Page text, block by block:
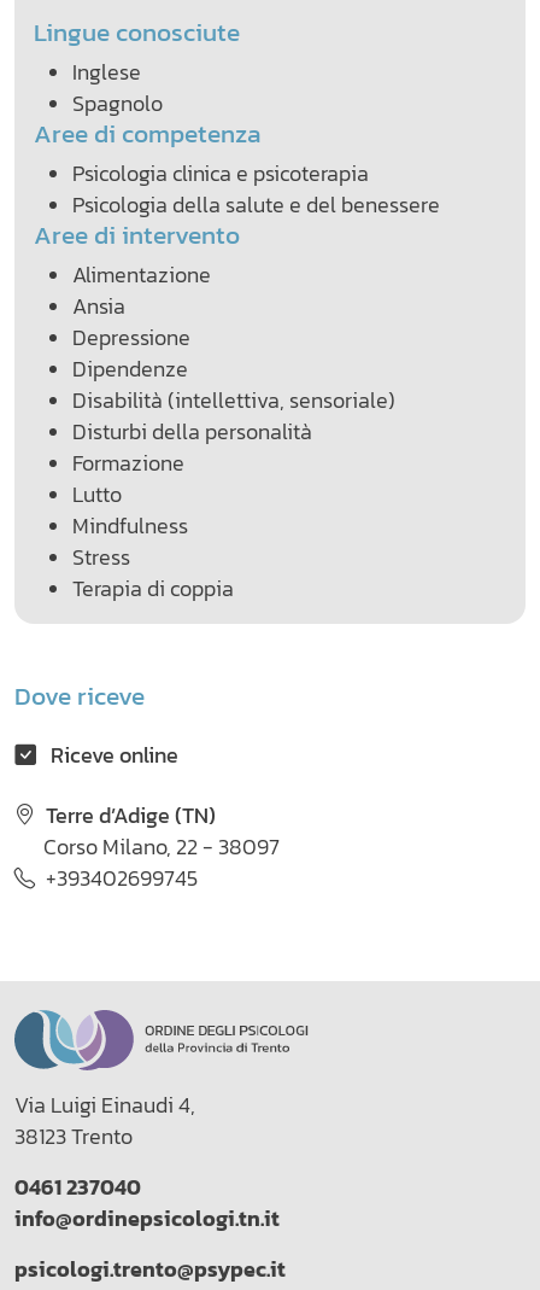
Lingue conosciute
Inglese
Spagnolo
Aree di competenza
Psicologia clinica e psicoterapia
Psicologia della salute e del benessere
Aree di intervento
Alimentazione
Ansia
Depressione
Dipendenze
Disabilità (intellettiva, sensoriale)
Disturbi della personalità
Formazione
Lutto
Mindfulness
Stress
Terapia di coppia
Dove riceve
Riceve online
Terre d’Adige (TN)
Corso Milano, 22 - 38097
+393402699745
Via Luigi Einaudi 4,
38123 Trento
0461 237040
info@ordinepsicologi.tn.it
psicologi.trento@psypec.it